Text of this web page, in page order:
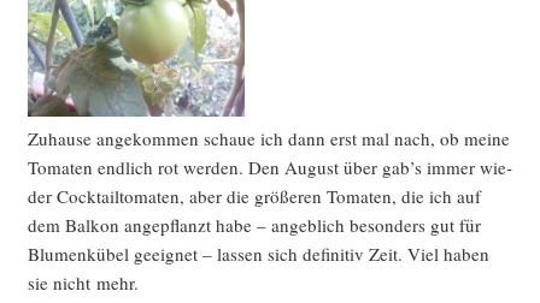
Zuhau­se ange­kom­men schaue ich dann erst mal nach, ob mei­ne
Toma­ten end­lich rot wer­den. Den August über gab’s immer wie­
der Cock­tail­to­ma­ten, aber die grö­ße­ren Toma­ten, die ich auf
dem Bal­kon ange­pflanzt habe – angeb­lich beson­ders gut für
Blu­men­kü­bel geeig­net – las­sen sich defi­ni­tiv Zeit. Viel haben
sie nicht mehr.